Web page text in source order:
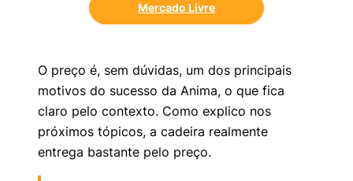
Mercado Livre
O preço é, sem dúvidas, um dos principais
motivos do sucesso da Anima, o que fica
claro pelo contexto. Como explico nos
próximos tópicos, a cadeira realmente
entrega bastante pelo preço.